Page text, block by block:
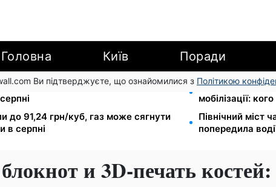
Головна Київ Поради
Ви підтверджуєте, що ознайомилися з Політикою
UNICEF роздає допомогу в
Студенти-
мобілізації:
до 91,24 грн/куб, газ може сягнути
в серпні
Північний міст
попередила
и 3D-печать костей: